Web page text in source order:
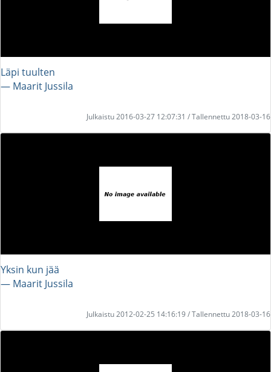
Läpi tuulten
― Maarit Jussila
Julkaistu 2016-03-27 12:07:31 / Tallennettu 2018-03-16
Yksin kun jää
― Maarit Jussila
Julkaistu 2012-02-25 14:16:19 / Tallennettu 2018-03-16